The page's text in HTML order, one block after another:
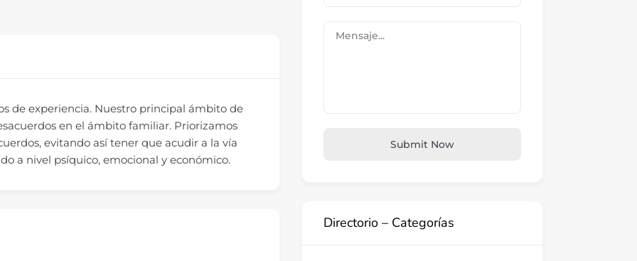
de experiencia. Nuestro principal ámbito de
en el ámbito familiar. Priorizamos
evitando así tener que acudir a la vía
a nivel psíquico, emocional y económico.
Submit Now
Directorio – Categorías